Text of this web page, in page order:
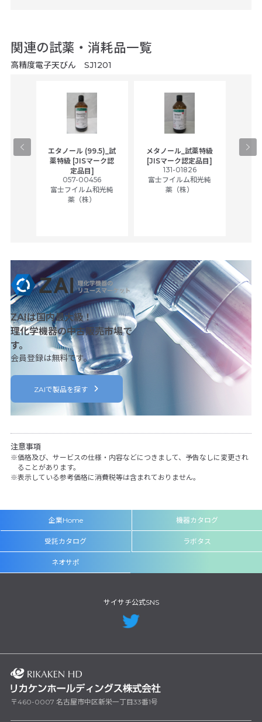
関連の試薬・消耗品一覧
高精度電子天びん SJ1201
エタノール (99.5)_試
薬特級 [JISマーク認
定品目]
057-00456
富士フイルム和光純
薬（株）
メタノール_試薬特級
[JISマーク認定品目]
131-01826
富士フイルム和光純
薬（株）
ア
ZAIは国内最大級！
理化学機器の中古販売市場で
す。
会員登録は無料です。
ZAIで製品を探す
注意事項
価格及び、サービスの仕様・内容などにつきまして、予告なしに変更され
ることがあります。
表示している参考価格に消費税等は含まれておりません。
企業Home 機器カタログ
受託カタログ ラボタス
ネオサポ
サイサチ公式SNS
〒460-0007 名古屋市中区新栄一丁目33番1号